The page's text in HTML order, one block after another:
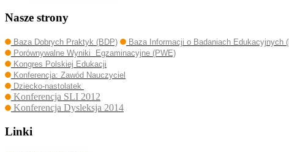
Nasze strony
Baza Dobrych Praktyk (BDP)
Baza Informacji o Badaniach Edukacyjnych
Porównywalne Wyniki Egzaminacyjne (PWE)
Kongres Polskiej Edukacji
Konferencja: Zawód Nauczyciel
Dziecko-nastolatek
Konferencja SLI 2012
Konferencja Dysleksja 2014
Linki